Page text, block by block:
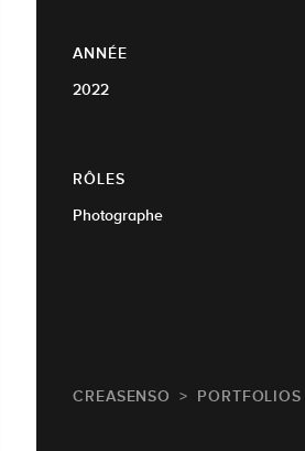
ANNÉE
2022
RÔLES
Photographe
CREASENSO PORTFOLIOS